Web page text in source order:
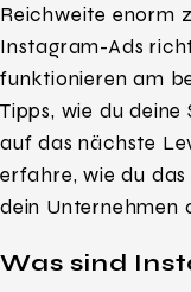
Reichweite enorm
Instagram-Ads
funktionieren am
Tipps, wie du
auf das nächste
erfahre, wie du
dein Unternehmen
Was sind